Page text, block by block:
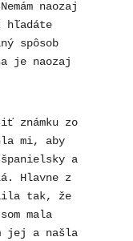
naozaj
hľadáte
spôsob
je naozaj
známku zo
mi, aby
a
Hlavne z
tak, že
mala
jej a našla